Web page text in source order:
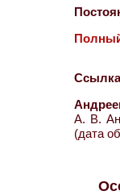
Полный
Ссылка
А. В.
(дата